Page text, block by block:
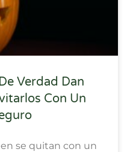
Verdad Dan
Con Un
se quitan con un